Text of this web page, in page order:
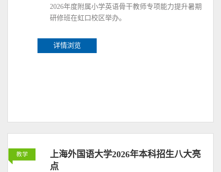
2026年度附属小学英语骨干教师专项能力提升暑期
研修班在虹口校区举办。
详情浏览
教学
上海外国语大学2026年本科招生八大亮
点